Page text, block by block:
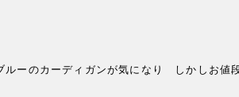
ーのカーディガンが気になり　しかしお値